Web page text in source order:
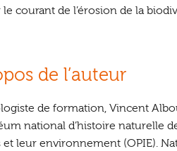
courant de l’érosion de la
de l’auteur
de formation, Vincent
national d’histoire naturelle
et leur environnement (OPIE).